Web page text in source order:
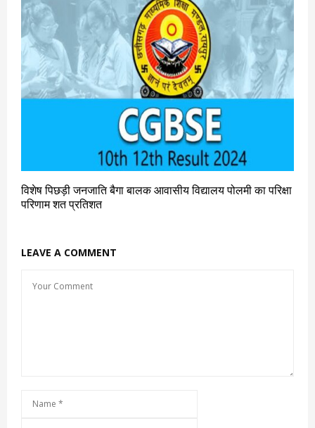
विशेष पिछड़ी जनजाति बैगा बालक आवासीय विद्यालय पोलमी का परिक्षा
परिणाम शत प्रतिशत
LEAVE A COMMENT